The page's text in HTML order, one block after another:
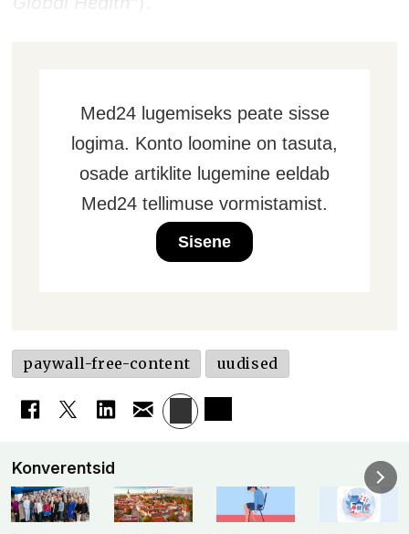
Med24 lugemiseks peate sisse
logima. Konto loomine on tasuta,
osade artiklite lugemine eeldab
Med24 tellimuse vormistamist.
Sisene
paywall-free-content uudised
Konverentsid